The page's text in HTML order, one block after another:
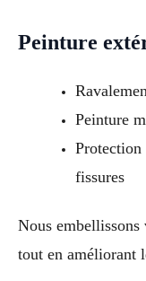
Peinture
Peinture
fissures
Nous embellissons
tout en améliorant